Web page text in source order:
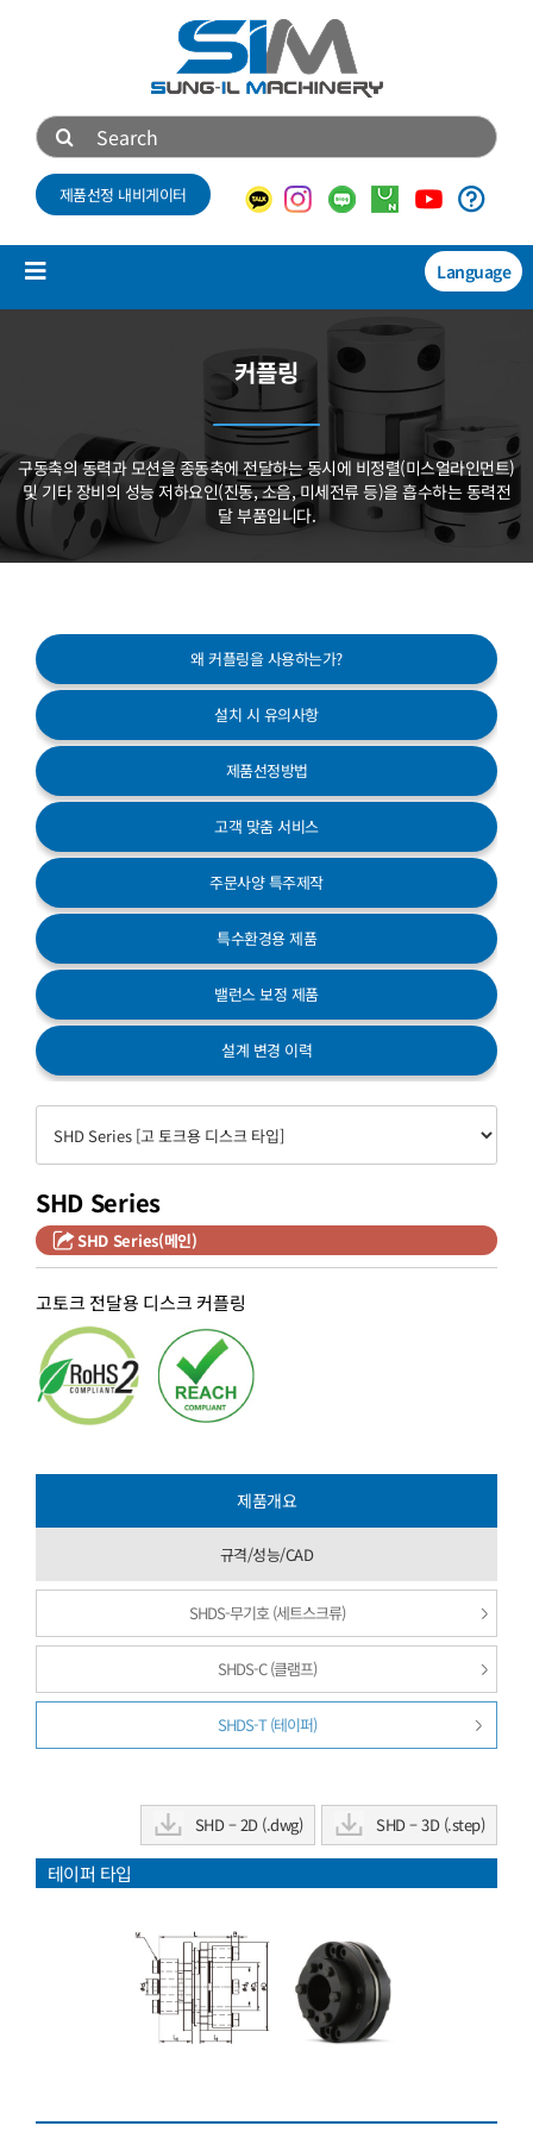
기
검
색:
제품선정 내비게이터
Toggle
기술자료
회사소개
고객센터
Language
커플링
구동축의 동력과 모션을 종동축에 전달하는 동시에 비정렬(미스얼라인먼트)
및 기타 장비의 성능 저하요인(진동, 소음, 미세전류 등)을 흡수하는 동력전
달 부품입니다.
왜 커플링을 사용하는가?
설치 시 유의사항
제품선정방법
고객 맞춤 서비스
주문사양 특주제작
특수환경용 제품
밸런스 보정 제품
설계 변경 이력
SHD Series
SHD Series(메인)
고토크 전달용 디스크 커플링
제품개요
규격/성능/CAD
SHDS-무기호 (세트스크류)
SHDS-C (클램프)
SHDS-T (테이퍼)
SHD – 2D (.dwg) SHD – 3D (.step)
테이퍼 타입